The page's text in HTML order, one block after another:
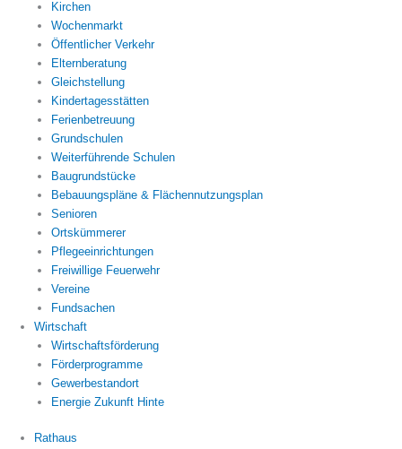
Kirchen
Wochenmarkt
Öffentlicher Verkehr
Elternberatung
Gleichstellung
Kindertagesstätten
Ferienbetreuung
Grundschulen
Weiterführende Schulen
Baugrundstücke
Bebauungspläne & Flächennutzungsplan
Senioren
Ortskümmerer
Pflegeeinrichtungen
Freiwillige Feuerwehr
Vereine
Fundsachen
Wirtschaft
Wirtschaftsförderung
Förderprogramme
Gewerbestandort
Energie Zukunft Hinte
Rathaus